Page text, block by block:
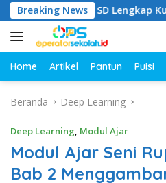
Langsung
ke
konten
Breaking News
1–6 SD Lengkap Kurikulum
Home Artikel Pantun Puisi
Beranda Deep Learning
Deep Learning, Modul Ajar
Modul Ajar Seni
Bab 2